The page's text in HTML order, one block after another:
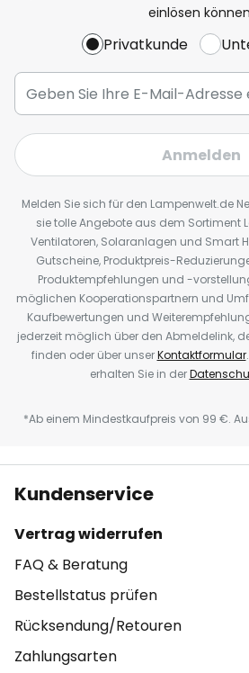
einlösen
Privatkunde
Anmelden
Melden Sie sich für den Lampenwelt.de
sie tolle Angebote aus dem Sortiment
Ventilatoren, Solaranlagen und Smart
Gutscheine, Produktpreis-
Produktempfehlungen und -
möglichen Kooperationspartnern und
Kaufbewertungen und
jederzeit möglich über den Abmeldelink,
finden oder über unserKontaktformular
erhalten Sie in der
*Ab einem Mindestkaufpreis von 99 €.
Kundenservice
Vertrag widerrufen
FAQ & Beratung
Bestellstatus prüfen
Rücksendung/Retouren
Zahlungsarten